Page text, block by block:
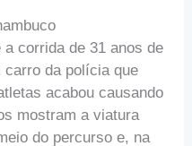
corrida de 31 anos de
carro da polícia que
acabou causando
mostram a viatura
do percurso e, na